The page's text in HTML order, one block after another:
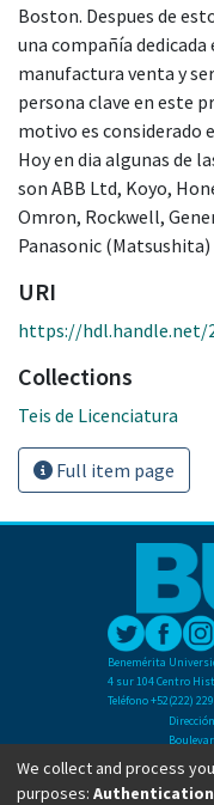
Boston. Despues de
una compañía
manufactura venta y
persona clave en este
motivo es considerado
Hoy en dia algunas de
son ABB Ltd, Koyo,
Omron, Rockwell,
Panasonic
URI
https://hdl.handle.net/
Collections
Teis de Licenciatura
Full item page
Benemérita
4 sur 104 Centro
Teléfono +52(222)
Ciudad
C.P.
Teléfono
We collect and process
purposes: